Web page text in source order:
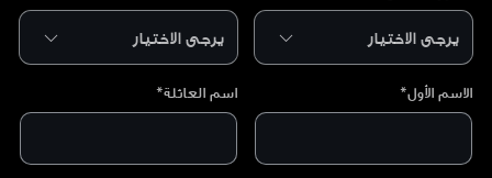
الاسم الأول* اسم العائلة*